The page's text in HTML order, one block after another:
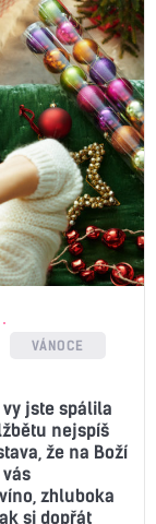
VÁNOCE
jste spálila
nejspíš
že na Boží
zhluboka
si dopřát